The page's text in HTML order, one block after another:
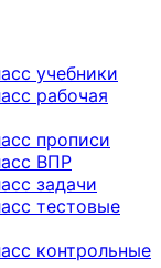
учебники
рабочая
прописи
ВПР
задачи
тестовые
контрольные